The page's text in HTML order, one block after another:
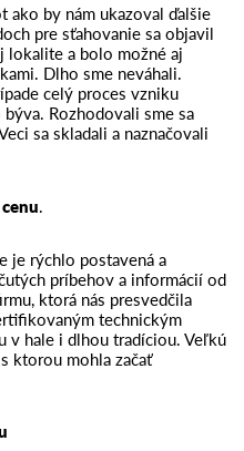
ako by nám ukazoval ďalšie
pre sťahovanie sa objavil
a bolo možné aj
Dlho sme neváhali.
celý proces vzniku
Rozhodovali sme sa
sa skladali a naznačovali
.
je rýchlo postavená a
príbehov a informácií od
ktorá nás presvedčila
technickým
v hale i dlhou tradíciou. Veľkú
ktorou mohla začať